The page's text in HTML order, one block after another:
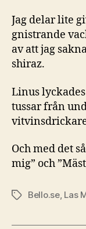
Jag delar lite
gnistrande
av att jag
shiraz.
Linus
tussar från
Och med det
mig” och
Etiketter
Bello.se, Las